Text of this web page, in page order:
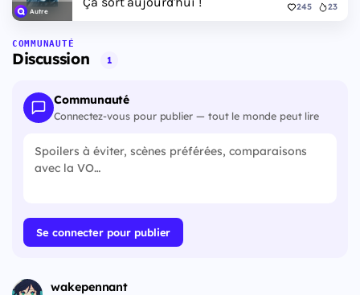
Autre 245 23
COMMUNAUTÉ
Discussion 1
Communauté
Connectez-vous pour publier — tout le monde peut lire
Se connecter pour publier
wakepennant